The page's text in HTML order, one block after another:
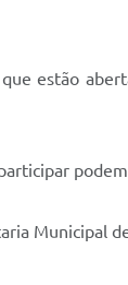
estão
Municipal